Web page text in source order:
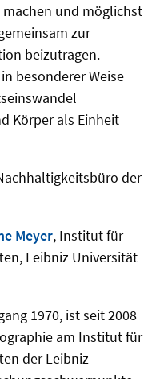
und möglichst
zur
beizutragen.
besonderer Weise
Körper als Einheit
der
Meyer, Institut für
Leibniz Universität
1970, ist seit 2008
am Institut für
der Leibniz